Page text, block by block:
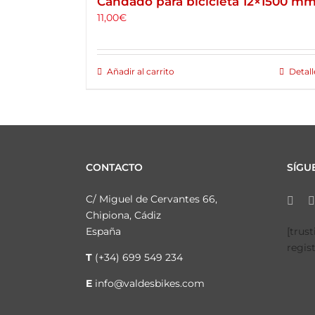
11,00€
Añadir al carrito
CONTACTO
C/ Miguel de Cervantes 66,
Chipiona, Cádiz
España
T (+34) 699 549 234
E info@valdesbikes.com